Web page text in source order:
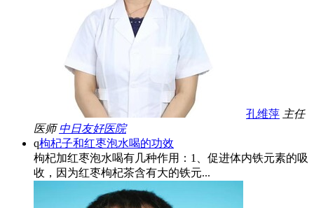
孔维萍 主任
医师 中日友好医院
q枸杞子和红枣泡水喝的功效
枸杞加红枣泡水喝有几种作用：1、促进体内铁元素的吸
收，因为红枣枸杞茶含有大的铁元...